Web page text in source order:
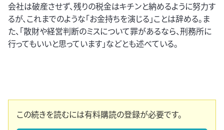
会社は破産させず、残りの税金はキチンと納めるように努力す
るが、これまでのような「お金持ちを演じる」ことは辞める。ま
た、「散財や経営判断のミスについて罪があるなら、刑務所に
行ってもいいと思っています」などとも述べている。
この続きを読むには有料購読の登録が必要です。